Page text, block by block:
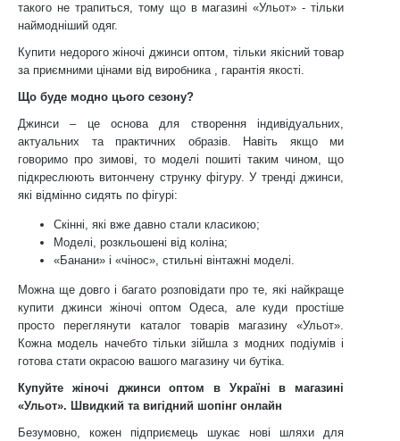
такого не трапиться, тому що в магазині «Ульот» - тільки
наймодніший одяг.
Купити недорого жіночі джинси оптом, тільки якісний товар
за приємними цінами від виробника , гарантія якості.
Що буде модно цього сезону?
Джинси – це основа для створення індивідуальних,
актуальних та практичних образів. Навіть якщо ми
говоримо про зимові, то моделі пошиті таким чином, що
підкреслюють витончену струнку фігуру. У тренді джинси,
які відмінно сидять по фігурі:
Скінні, які вже давно стали класикою;
Моделі, розкльошені від коліна;
«Банани» і «чінос», стильні вінтажні моделі.
Можна ще довго і багато розповідати про те, які найкраще
купити джинси жіночі оптом Одеса, але куди простіше
просто переглянути каталог товарів магазину «Ульот».
Кожна модель начебто тільки зійшла з модних подіумів і
готова стати окрасою вашого магазину чи бутіка.
Купуйте жіночі джинси оптом в Україні в магазині
«Ульот». Швидкий та вигідний шопінг онлайн
Безумовно, кожен підприємець шукає нові шляхи для